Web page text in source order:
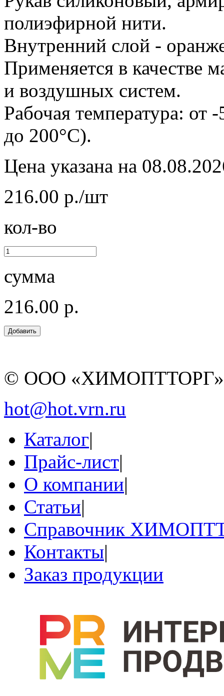
полиэфирной нити.
Внутренний слой -
Применяется в качестве
и воздушных систем.
Рабочая температура: от
до 200°C).
Цена указана на
216.00 р./шт
кол-во
сумма
216.00 р.
© ООО
hot@hot.vrn.ru
Каталог|
Прайс-лист|
О компании|
Статьи|
Справочник
Контакты|
Заказ продукции